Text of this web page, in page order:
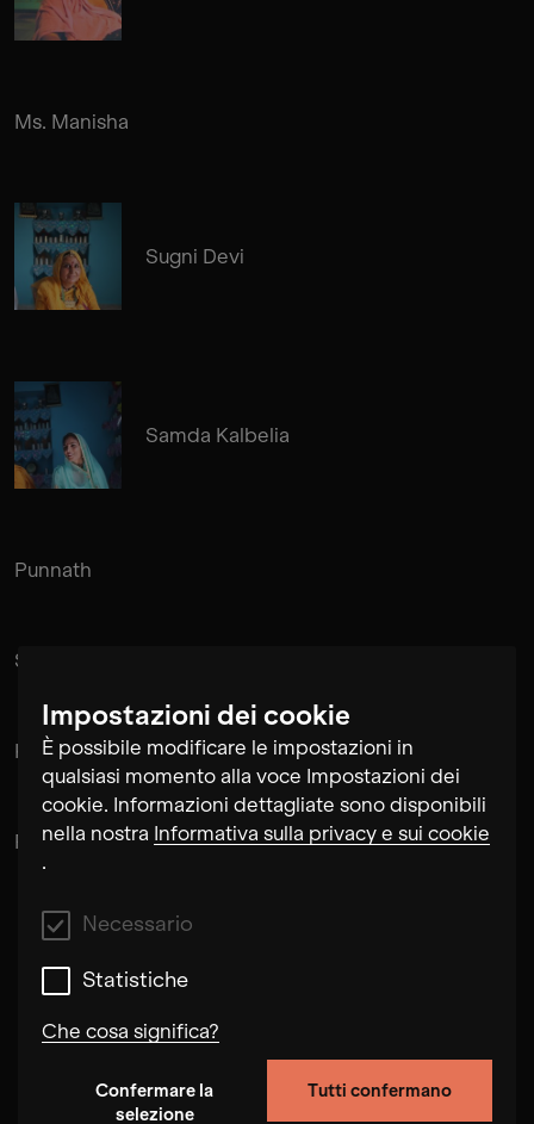
Impostazioni dei cookie
È possibile modificare le impostazioni in
qualsiasi momento alla voce Impostazioni dei
cookie. Informazioni dettagliate sono disponibili
nella nostra Informativa sulla privacy e sui cookie
.
Necessario
Statistiche
Che cosa significa?
Necessario
Confermare la
selezione
Tutti confermano
Ms. Manisha
Sugni Devi
Samda Kalbelia
Punnath
Suramnath
Kishan Hadi
Pintu Padihar